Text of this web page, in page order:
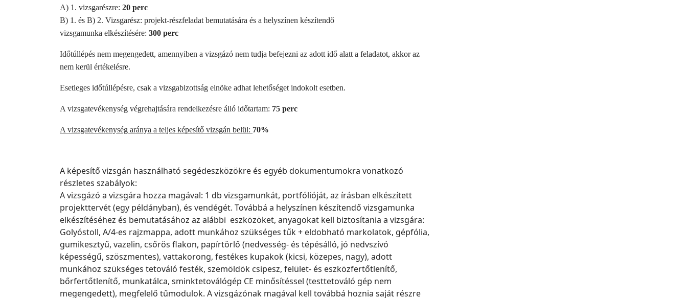
A) 1. vizsgarészre: 20 perc
B) 1. és B) 2. Vizsgarész: projekt-részfeladat bemutatására és a helyszínen készítendő
vizsgamunka elkészítésére: 300 perc
Időtúllépés nem megengedett, amennyiben a vizsgázó nem tudja befejezni az adott idő alatt a feladatot, akkor az
nem kerül értékelésre.
Esetleges időtúllépésre, csak a vizsgabizottság elnöke adhat lehetőséget indokolt esetben.
A vizsgatevékenység végrehajtására rendelkezésre álló időtartam: 75 perc
A vizsgatevékenység aránya a teljes képesítő vizsgán belül: 70%
A képesítő vizsgán használható segédeszközökre és egyéb dokumentumokra vonatkozó
részletes szabályok:
A vizsgázó a vizsgára hozza magával: 1 db vizsgamunkát, portfólióját, az írásban elkészített
projekttervét (egy példányban), és vendégét. Továbbá a helyszínen készítendő vizsgamunka
elkészítéséhez és bemutatásához az alábbi eszközöket, anyagokat kell biztosítania a vizsgára:
Golyóstoll, A/4-es rajzmappa, adott munkához szükséges tűk + eldobható markolatok, gépfólia,
gumikesztyű, vazelin, csőrös flakon, papírtörlő (nedvesség- és tépésálló, jó nedvszívó
képességű, szöszmentes), vattakorong, festékes kupakok (kicsi, közepes, nagy), adott
munkához szükséges tetováló festék, szemöldök csipesz, felület- és eszközfertőtlenítő,
bőrfertőtlenítő, munkatálca, sminktetoválógép CE minősítéssel (testtetováló gép nem
megengedett), megfelelő tűmodulok. A vizsgázónak magával kell továbbá hoznia saját részre